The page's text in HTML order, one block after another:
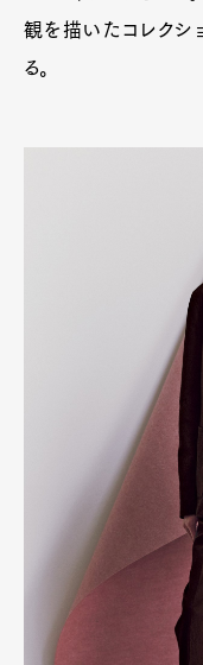
Art&Design
観を描いたコレクシ
る。